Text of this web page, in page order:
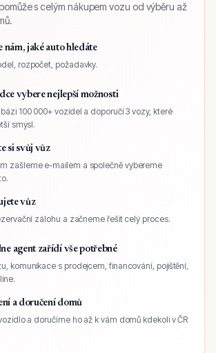
s celým nákupem vozu od výběru až
nám, jaké auto hledáte
rozpočet, požadavky.
vybere nejlepší možnosti
100 000+ vozidel a doporučí 3 vozy, které
smysl.
si svůj vůz
zašleme e-mailem a společně vybereme
vůz
zálohu a začneme řešit celý proces.
agent zařídí vše potřebné
komunikace s prodejcem, financování, pojištění,
a doručení domů
a doručíme ho až k vám domů kdekoli v ČR